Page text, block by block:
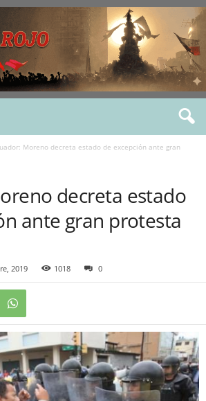
Moreno decreta estado de excepción ante gran
decreta estado
ante gran protesta
2019 1018 0